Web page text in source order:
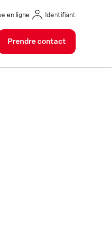
en ligne Identifiant
Prendre contact